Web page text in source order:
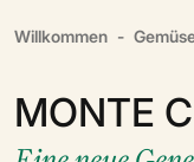
Willkommen
MONTE